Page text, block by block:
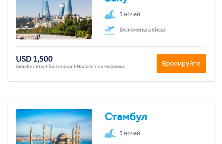
3 ночей
Включены рейсы
USD 1,500
Авиабилеты + Гостиница + Налоги / на человека Бронируйте
Стамбул
3 ночей